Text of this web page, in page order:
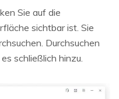
Sie auf die
sichtbar ist. Sie
Durchsuchen
schließlich hinzu.